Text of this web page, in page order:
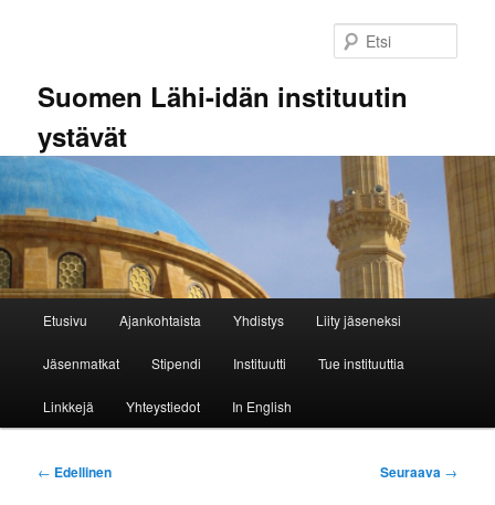
Suomen Lähi-idän instituutin
ystävät
Etusivu Ajankohtaista Yhdistys Liity jäseneksi
Jäsenmatkat Stipendi Instituutti Tue instituuttia
Linkkejä Yhteystiedot In English
Artikkelien
← Edellinen Seuraava →